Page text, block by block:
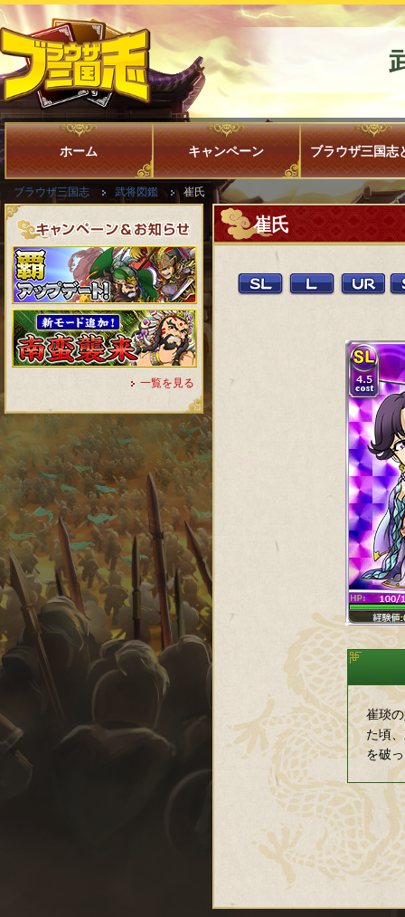
ホーム キャンペーン ブラウザ三国志
ブラウザ三国志 武将図鑑 崔氏
一覧を見る
崔氏
崔琰
た頃
を破